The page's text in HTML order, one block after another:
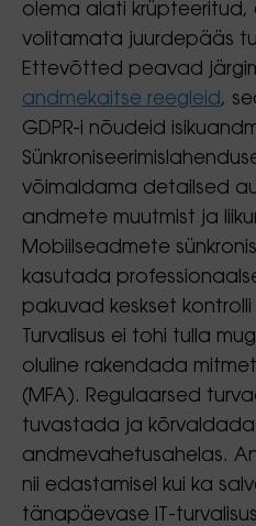
olema alati krüpteeritud,
volitamata juurdepääs
Ettevõtted peavad
andmekaitse reegleid,
GDPR-i nõudeid
võimaldama detailsed
andmete muutmist ja
Mobiilseadmete
kasutada
pakuvad keskset
Turvalisus ei tohi tulla
oluline rakendada
(MFA). Regulaarsed
tuvastada ja kõrvaldada
andmevahetusahelas.
nii edastamisel kui ka
tänapäevase IT-